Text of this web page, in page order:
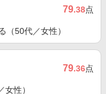
79.38点
（50代／女性）
79.36点
性）